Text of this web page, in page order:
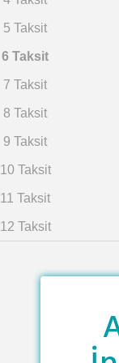
5 Taksit
6 Taksit
7 Taksit
8 Taksit
9 Taksit
10 Taksit
11 Taksit
12 Taksit